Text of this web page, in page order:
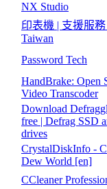
NX Studio
印表機 | 支援服務
Taiwan
Password Tech
HandBrake: Open
Video Transcoder
Download
free | Defrag SSD
drives
CrystalDiskInfo -
Dew World [en]
CCleaner